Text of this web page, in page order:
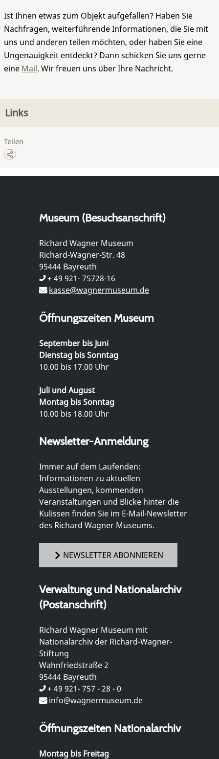
Ist Ihnen etwas zum Objekt aufgefallen? Haben Sie
Nachfragen, weiterführende Informationen, die Sie mit
uns und anderen teilen möchten, oder haben Sie eine
Ungenauigkeit entdeckt? Dann schicken Sie uns gerne
eine Mail. Wir freuen uns über Ihre Nachricht.
Links
Teilen
Museum (Besuchsanschrift)
Richard Wagner Museum
Richard-Wagner-Str. 48
95444 Bayreuth
+ 49 921- 75728-16
kasse@wagnermuseum.de
Öffnungszeiten Museum
September bis Juni
Dienstag bis Sonntag
10.00 bis 17.00 Uhr
Juli und August
Montag bis Sonntag
10.00 bis 18.00 Uhr
Newsletter-Anmeldung
Immer auf dem Laufenden:
Informationen zu aktuellen
Ausstellungen, kommenden
Veranstaltungen und Blicke hinter die
Kulissen finden Sie im E-Mail-Newsletter
des Richard Wagner Museums.
NEWSLETTER ABONNIEREN
Verwaltung und Nationalarchiv
(Postanschrift)
Richard Wagner Museum mit
Nationalarchiv der Richard-Wagner-
Stiftung
Wahnfriedstraße 2
95444 Bayreuth
+ 49 921- 757 - 28 - 0
info@wagnermuseum.de
Öffnungszeiten Nationalarchiv
Montag bis Freitag